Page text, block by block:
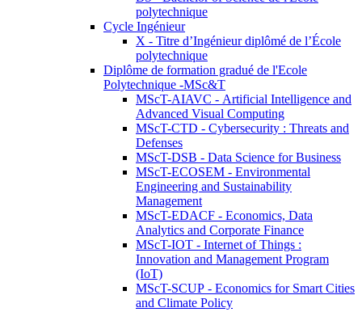
polytechnique
Cycle Ingénieur
X - Titre d’Ingénieur diplômé de l’École
polytechnique
Diplôme de formation gradué de l'Ecole
Polytechnique -MSc&T
MScT-AIAVC - Artificial Intelligence and
Advanced Visual Computing
MScT-CTD - Cybersecurity : Threats and
Defenses
MScT-DSB - Data Science for Business
MScT-ECOSEM - Environmental
Engineering and Sustainability
Management
MScT-EDACF - Economics, Data
Analytics and Corporate Finance
MScT-IOT - Internet of Things :
Innovation and Management Program
(IoT)
MScT-SCUP - Economics for Smart Cities
and Climate Policy